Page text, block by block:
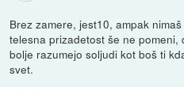
Brez zamere, jest10, ampak
telesna prizadetost še ne
bolje razumejo soljudi kot boš ti
svet.